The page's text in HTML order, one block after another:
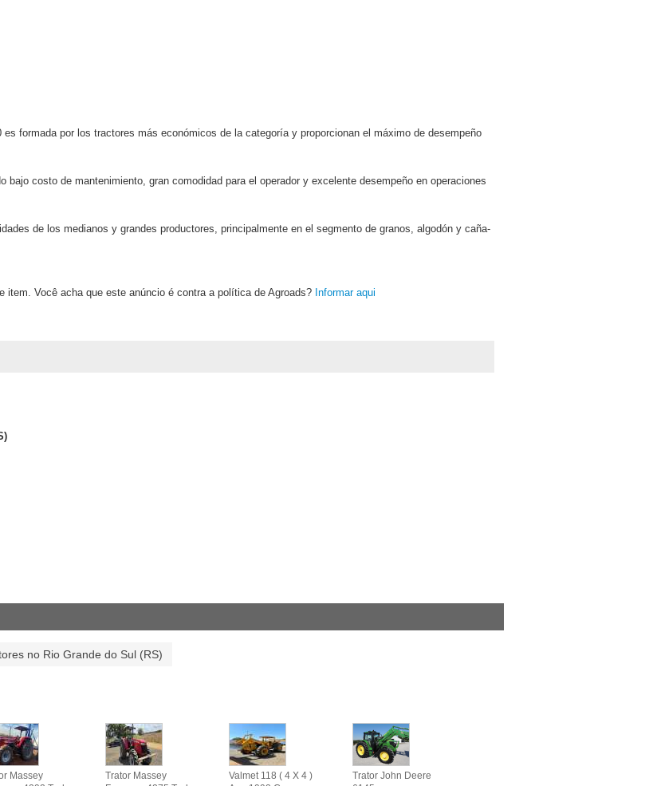
formada por los tractores más económicos de la categoría y proporcionan el máximo de desempeño
bajo costo de mantenimiento, gran comodidad para el operador y excelente desempeño en operaciones
de los medianos y grandes productores, principalmente en el segmento de granos, algodón y caña-
Você acha que este anúncio é contra a política de Agroads? Informar aqui
no Rio Grande do Sul (RS)
Massey
Trator Massey
Valmet 118 ( 4 X 4 )
Trator John Deere